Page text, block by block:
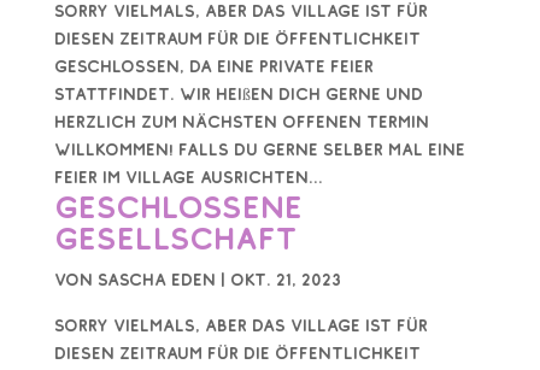
Sorry vielmals, aber das Village ist für
diesen Zeitraum für die Öffentlichkeit
geschlossen, da eine private Feier
stattfindet. Wir heißen dich gerne und
herzlich zum nächsten offenen Termin
willkommen! Falls du gerne selber mal eine
Feier im Village ausrichten...
Geschlossene
Gesellschaft
von Sascha Eden | Okt. 21, 2023
Sorry vielmals, aber das Village ist für
diesen Zeitraum für die Öffentlichkeit